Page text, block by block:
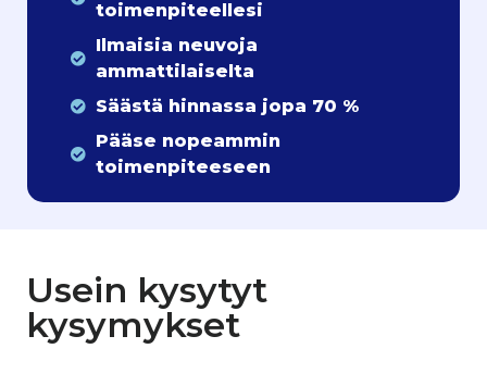
toimenpiteellesi
Ilmaisia neuvoja
ammattilaiselta
Säästä hinnassa jopa 70 %
Pääse nopeammin
toimenpiteeseen
Usein kysytyt
kysymykset